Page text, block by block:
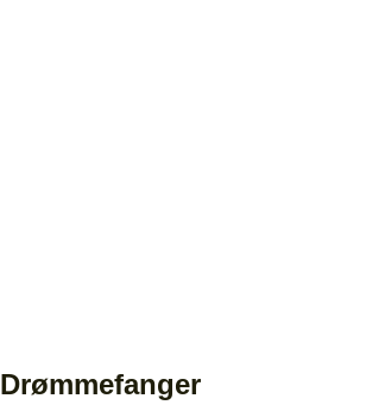
Drømmefanger